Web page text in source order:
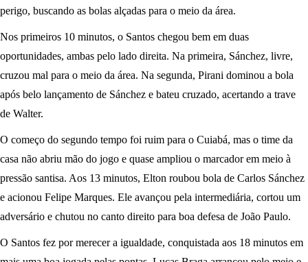
perigo, buscando as bolas alçadas para o meio da área.
Nos primeiros 10 minutos, o Santos chegou bem em duas
oportunidades, ambas pelo lado direita. Na primeira, Sánchez, livre,
cruzou mal para o meio da área. Na segunda, Pirani dominou a bola
após belo lançamento de Sánchez e bateu cruzado, acertando a trave
de Walter.
O começo do segundo tempo foi ruim para o Cuiabá, mas o time da
casa não abriu mão do jogo e quase ampliou o marcador em meio à
pressão santisa. Aos 13 minutos, Elton roubou bola de Carlos Sánchez
e acionou Felipe Marques. Ele avançou pela intermediária, cortou um
adversário e chutou no canto direito para boa defesa de João Paulo.
O Santos fez por merecer a igualdade, conquistada aos 18 minutos em